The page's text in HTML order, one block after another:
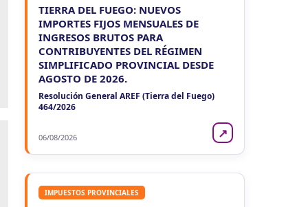
7 Agentes Retencion La Rioja
CUIT 5-6-7-8-9-…
NEUQUEN
VIE
7 Agentes Ret. y Percep. Neuquen
CUIT 4-…
TIERRA DEL FUEGO: NUEVOS
IMPORTES FIJOS MENSUALES DE
INGRESOS BRUTOS PARA
CONTRIBUYENTES DEL RÉGIMEN
SIMPLIFICADO PROVINCIAL DESDE
AGOSTO DE 2026.
Resolución General AREF (Tierra del Fuego)
464/2026
06/08/2026 ↗
IMPUESTOS PROVINCIALES